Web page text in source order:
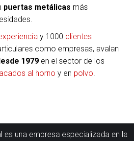
puertas metálicas más
y 1000 clientes
como empresas, avalan
1979 en el sector de los
al horno y en polvo.
es una empresa especializada en la